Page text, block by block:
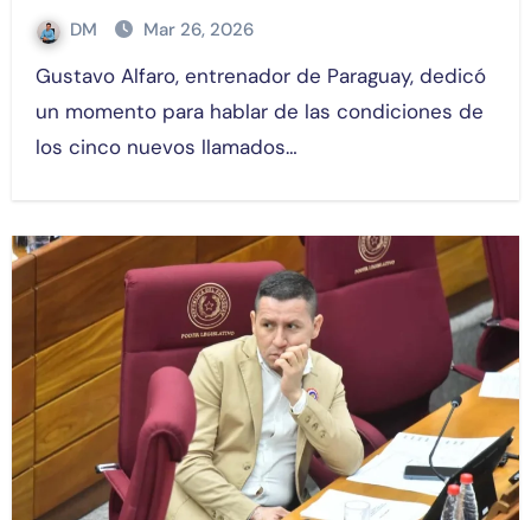
DM Mar 26, 2026
Gustavo Alfaro, entrenador de Paraguay, dedicó
un momento para hablar de las condiciones de
los cinco nuevos llamados…